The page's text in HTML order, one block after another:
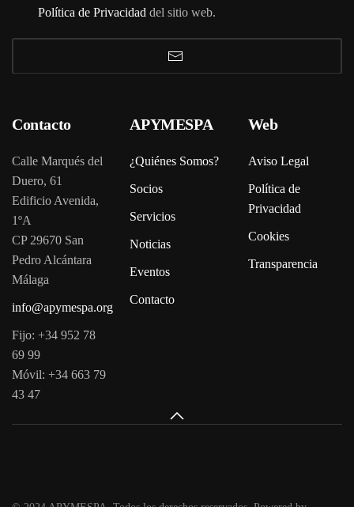
Política de Privacidad del sitio web.
Contacto
Calle Marqués del
Duero, 61
Edificio Avenida,
1ºA
CP 29670 San
Pedro Alcántara
Málaga
info@apymespa.org
Fijo: +34 952 78
69 99
Móvil: +34 663 79
43 47
APYMESPA
¿Quiénes Somos?
Socios
Servicios
Noticias
Eventos
Contacto
Web
Aviso Legal
Política de
Privacidad
Cookies
Transparencia